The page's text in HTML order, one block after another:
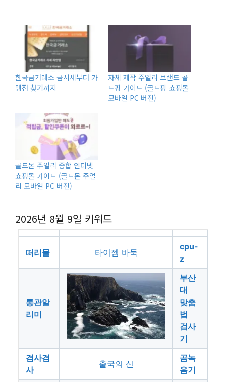
한국금거래소 금시세부터 가
맹점 찾기까지
자체 제작 주얼리 브랜드 골
드팡 가이드 (골드팡 쇼핑몰
모바일 PC 버전)
골드몬 주얼리 종합 인터넷
쇼핑몰 가이드 (골드몬 주얼
리 모바일 PC 버전)
2026년 8월 9일 키워드
떠리몰 타이젬 바둑
cpu-
z
통관알
리미
부산
대
맞춤
법
검사
기
겸사겸
사
출국의 신
곰녹
음기